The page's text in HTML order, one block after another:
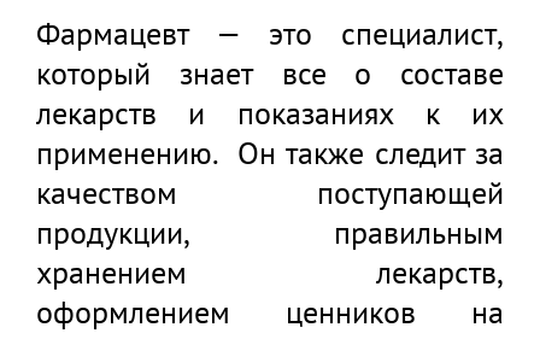
Фармацевт — это специалист,
который знает все о составе
лекарств и показаниях к их
применению. Он также следит за
качеством поступающей
продукции, правильным
хранением лекарств,
оформлением ценников на